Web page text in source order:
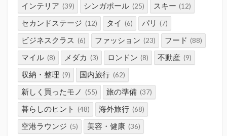
インテリア (39) シンガポール (25) スキー (12)
セカンドステージ (12) タイ (6) パリ (7)
ビジネスクラス (6) ファッション (23) フード (88)
マイル (8) メダカ (3) ロンドン (8) 不動産 (9)
収納・整理 (9) 国内旅行 (62)
新しく買ったモノ (55) 旅の準備 (37)
暮らしのヒント (48) 海外旅行 (68)
空港ラウンジ (5) 美容・健康 (36)